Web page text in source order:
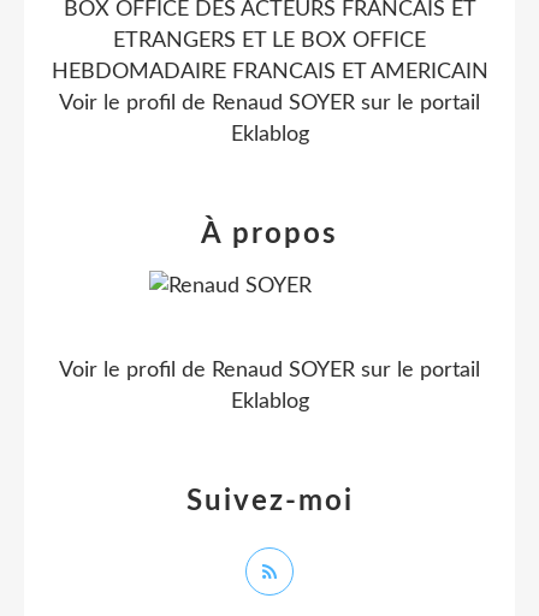
BOX OFFICE DES ACTEURS FRANCAIS ET
ETRANGERS ET LE BOX OFFICE
HEBDOMADAIRE FRANCAIS ET AMERICAIN
Voir le profil de Renaud SOYER sur le portail
Eklablog
Suivez-moi
À propos
Voir le profil de Renaud SOYER sur le portail
Eklablog